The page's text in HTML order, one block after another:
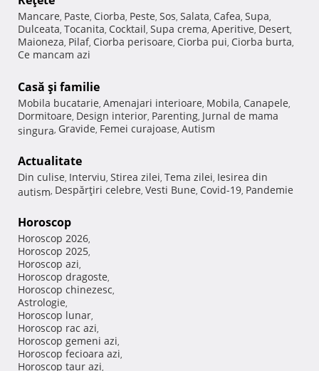
Mancare, Paste, Ciorba, Peste, Sos, Salata, Cafea, Supa,
Dulceata, Tocanita, Cocktail, Supa crema, Aperitive, Desert,
Maioneza, Pilaf, Ciorba perisoare, Ciorba pui, Ciorba burta,
Ce mancam azi
Casă şi familie
Mobila bucatarie, Amenajari interioare, Mobila, Canapele,
Dormitoare, Design interior, Parenting, Jurnal de mama
singura, Gravide, Femei curajoase, Autism
Actualitate
Din culise, Interviu, Stirea zilei, Tema zilei, Iesirea din
autism, Despărţiri celebre, Vesti Bune, Covid-19, Pandemie
Horoscop
Horoscop 2026,
Horoscop 2025,
Horoscop azi,
Horoscop dragoste,
Horoscop chinezesc,
Astrologie,
Horoscop lunar,
Horoscop rac azi,
Horoscop gemeni azi,
Horoscop fecioara azi,
Horoscop taur azi,